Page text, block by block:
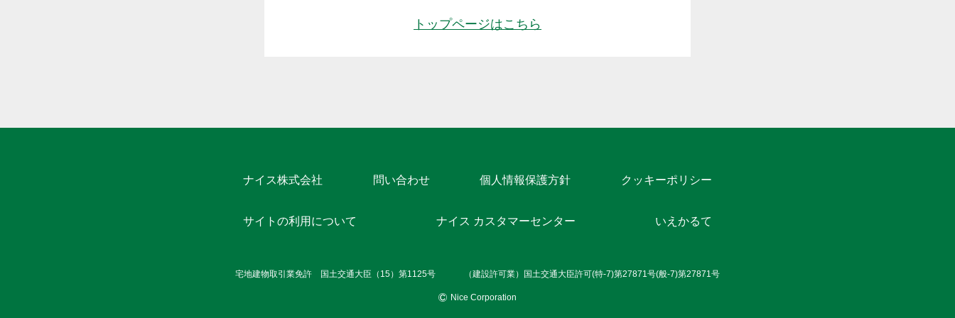
トップページはこちら
ナイス株式会社 問い合わせ 個人情報保護方針 クッキーポリシー
サイトの利用について ナイス カスタマーセンター いえかるて
宅地建物取引業免許 国土交通大臣（15）第1125号 （建設許可業）国土交通大臣許可(特-7)第27871号(般-7)第27871号
Nice Corporation